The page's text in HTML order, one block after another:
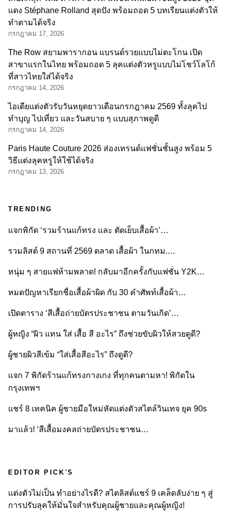
แดง Stéphane Rolland สุดปัง พร้อมถอด 5 บทเรียนแต่งตัวให้
ทำตามได้จริง
กรกฎาคม 17, 2026
The Row สยามพารากอน แบรนด์รวยแบบไม่ตะโกน เปิด
สาขาแรกในไทย พร้อมถอด 5 ลุคแต่งตัวหรูแบบไม่โชว์โลโก้
ที่สาวไทยใส่ได้จริง
กรกฎาคม 14, 2026
ไอเดียแต่งตัวรับวันหยุดยาวเดือนกรกฎาคม 2569 ทั้งลุคไป
ทำบุญ ไปเที่ยว และวันสบาย ๆ แบบสุภาพดูดี
กรกฎาคม 14, 2026
Paris Haute Couture 2026 ส่องเทรนด์แฟชั่นชั้นสูง พร้อม 5
วิธีแต่งลุคหรูให้ใช้ได้จริง
กรกฎาคม 13, 2026
TRENDING
แจกพิกัด ‘รวมร้านแก้ทรง และ ตัดเย็บเสื้อผ้า’…
รวมลิสต์ 9 สถานที่ 2569 ตลาด เสื้อผ้า ในกทม.…
หนุ่ม ๆ สายแฟห้ามพลาด! กลับมาอีกครั้งกับแฟชั่น Y2K…
หมดปัญหาเรียกชื่อเสื้อผ้าผิด กับ 30 คำศัพท์เสื้อผ้า…
เปิดตาราง ‘สีเสื้อถ่ายบัตรประชาชน ตามวันเกิด’…
ผู้หญิง “ผิว แทน ใส่ เสื้อ สี อะไร” ถึงช่วยขับผิวให้สวยดูดี?
ผู้ชายผิวสีเข้ม “ใส่เสื้อสีอะไร” ถึงดูดี?
แจก 7 พิกัดร้านแก้ทรงกางเกง ที่ทุกคนตามหา! พิกัดใน
กรุงเทพฯ
แชร์ 8 เทคนิค ผู้ชายมือใหม่หัดแต่งตัวสไตล์วินเทจ ยุค 90s
มาแล้ว! ‘สีเสื้อมงคลถ่ายบัตรประชาชน…
EDITOR PICK'S
แต่งตัวไม่เป็น ทำอย่างไรดี? สไตลิสต์แชร์ 9 เคล็ดลับง่าย ๆ สู่
การปรับลุคให้มั่นใจสำหรับคุณผู้ชายและคุณผู้หญิง!